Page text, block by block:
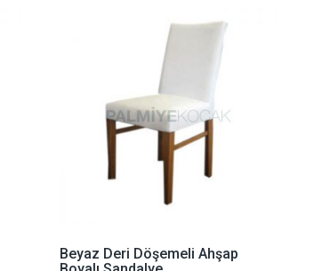
Beyaz Deri Döşemeli Ahşap